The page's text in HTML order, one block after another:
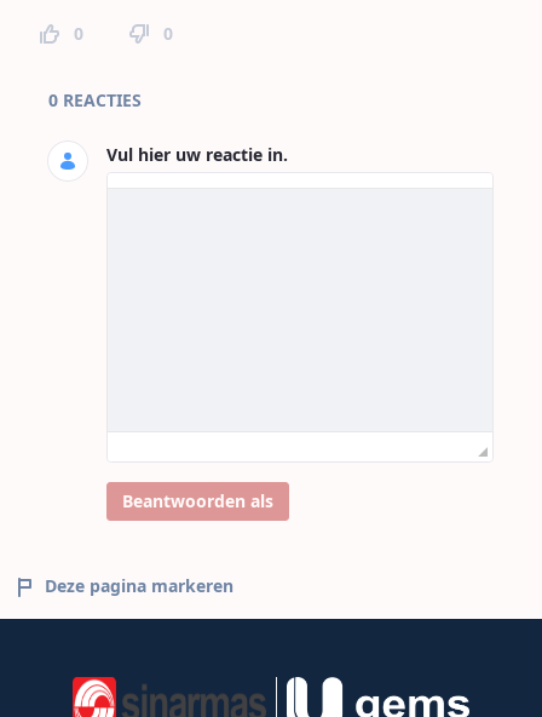
0 0
Paginareacties
0 REACTIES
Vul hier uw reactie in.
Beantwoorden als
Deze pagina markeren